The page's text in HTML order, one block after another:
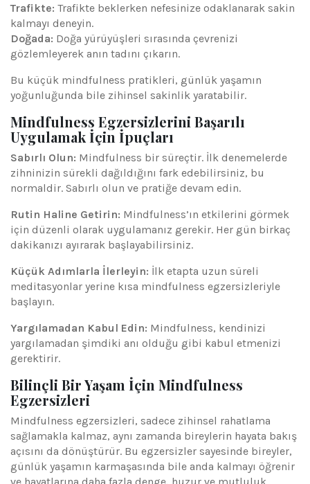
Trafikte: Trafikte beklerken nefesinize odaklanarak sakin
kalmayı deneyin.
Doğada: Doğa yürüyüşleri sırasında çevrenizi
gözlemleyerek anın tadını çıkarın.
Bu küçük mindfulness pratikleri, günlük yaşamın
yoğunluğunda bile zihinsel sakinlik yaratabilir.
Mindfulness Egzersizlerini Başarılı
Uygulamak İçin İpuçları
Sabırlı Olun: Mindfulness bir süreçtir. İlk denemelerde
zihninizin sürekli dağıldığını fark edebilirsiniz, bu
normaldir. Sabırlı olun ve pratiğe devam edin.
Rutin Haline Getirin: Mindfulness’ın etkilerini görmek
için düzenli olarak uygulamanız gerekir. Her gün birkaç
dakikanızı ayırarak başlayabilirsiniz.
Küçük Adımlarla İlerleyin: İlk etapta uzun süreli
meditasyonlar yerine kısa mindfulness egzersizleriyle
başlayın.
Yargılamadan Kabul Edin: Mindfulness, kendinizi
yargılamadan şimdiki anı olduğu gibi kabul etmenizi
gerektirir.
Bilinçli Bir Yaşam İçin Mindfulness
Egzersizleri
Mindfulness egzersizleri, sadece zihinsel rahatlama
sağlamakla kalmaz, aynı zamanda bireylerin hayata bakış
açısını da dönüştürür. Bu egzersizler sayesinde bireyler,
günlük yaşamın karmaşasında bile anda kalmayı öğrenir
ve hayatlarına daha fazla denge, huzur ve mutluluk